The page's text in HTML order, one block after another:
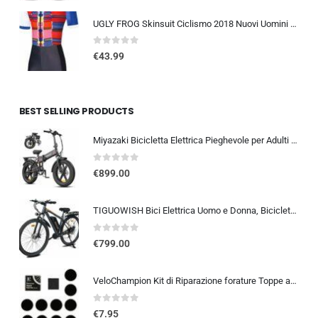
UGLY FROG Skinsuit Ciclismo 2018 Nuovi Uomini Traspirante Primavera Estate A Maniche Corta Ciclismo Body All’aperto Sports…
0out of 5
€43.99
BEST SELLING PRODUCTS
Miyazaki Bicicletta Elettrica Pieghevole per Adulti – Ebike con Motore Brushless – Batteria Rimovibile 48V 14Ah – Bicicletta
0out of 5
€899.00
TIGUOWISH Bici Elettrica Uomo e Donna, Bicicletta Elettrica 29 Pollici con Motore Posteriore 250W, Autonomia fino a 90 km,…
0out of 5
€799.00
VeloChampion Kit di Riparazione forature Toppe autoadesive per Pneumatici da Bici per Strada, MTB, BMX, ebike | per forature
0out of 5
€7.95